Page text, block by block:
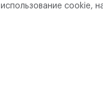
использование cookie,